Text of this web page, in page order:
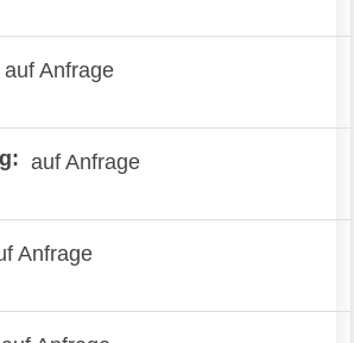
auf Anfrage
auf Anfrage
Anfrage